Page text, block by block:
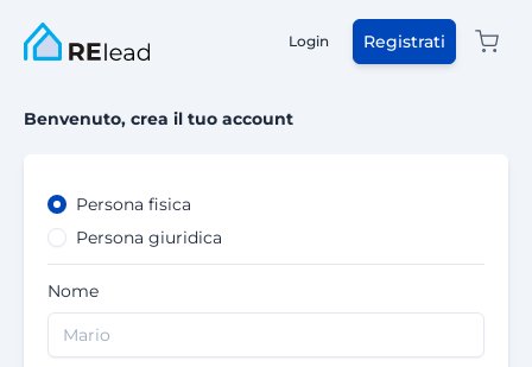
Login Registrati
Benvenuto, crea il tuo account
Persona fisica
Persona giuridica
Nome